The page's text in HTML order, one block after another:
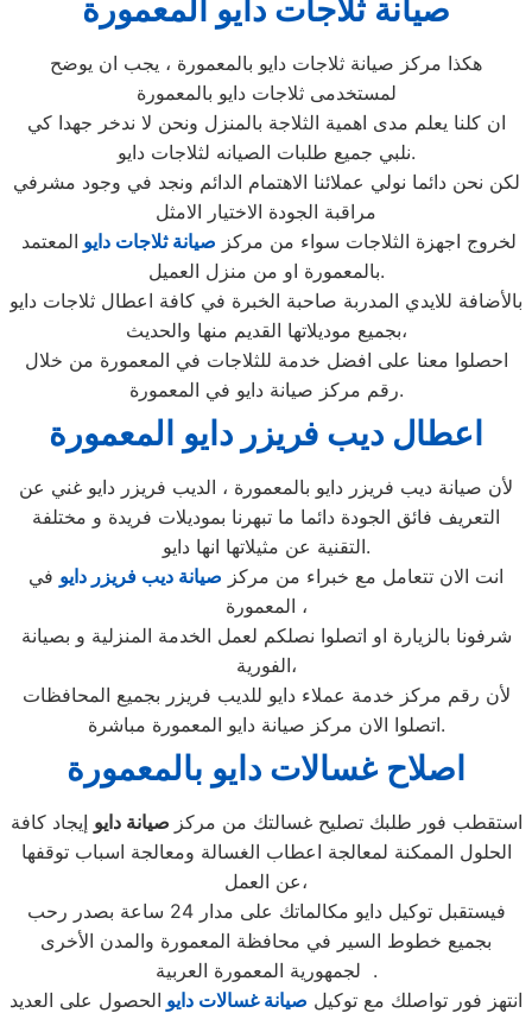
صيانة ثلاجات دايو المعمورة
هكذا مركز صيانة ثلاجات دايو بالمعمورة ، يجب ان يوضح
لمستخدمى ثلاجات دايو بالمعمورة
ان كلنا يعلم مدى اهمية الثلاجة بالمنزل ونحن لا ندخر جهدا كي
نلبي جميع طلبات الصيانه لثلاجات دايو.
لكن نحن دائما نولي عملائنا الاهتمام الدائم ونجد في وجود مشرفي
مراقبة الجودة الاختيار الامثل
لخروج اجهزة الثلاجات سواء من مركز صيانة ثلاجات دايو المعتمد
بالمعمورة او من منزل العميل.
بالأضافة للايدي المدربة صاحبة الخبرة في كافة اعطال ثلاجات دايو
بجميع موديلاتها القديم منها والحديث،
احصلوا معنا على افضل خدمة للثلاجات في المعمورة من خلال
رقم مركز صيانة دايو في المعمورة.
اعطال ديب فريزر دايو المعمورة
لأن صيانة ديب فريزر دايو بالمعمورة ، الديب فريزر دايو غني عن
التعريف فائق الجودة دائما ما تبهرنا بموديلات فريدة و مختلفة
التقنية عن مثيلاتها انها دايو.
انت الان تتعامل مع خبراء من مركز صيانة ديب فريزر دايو في
المعمورة ،
شرفونا بالزيارة او اتصلوا نصلكم لعمل الخدمة المنزلية و بصيانة
الفورية،
لأن رقم مركز خدمة عملاء دايو للديب فريزر بجميع المحافظات
اتصلوا الان مركز صيانة دايو المعمورة مباشرة.
اصلاح غسالات دايو بالمعمورة
استقطب فور طلبك تصليح غسالتك من مركز صيانة دايو إيجاد كافة
الحلول الممكنة لمعالجة اعطاب الغسالة ومعالجة اسباب توقفها
عن العمل،
فيستقبل توكيل دايو مكالماتك على مدار 24 ساعة بصدر رحب
بجميع خطوط السير في محافظة المعمورة والمدن الأخرى
لجمهورية المعمورة العربية .
انتهز فور تواصلك مع توكيل صيانة غسالات دايو الحصول على العديد